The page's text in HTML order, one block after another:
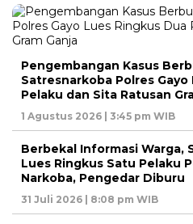
Pengembangan Kasus
Satresnarkoba Polres Gayo
Pelaku dan Sita Ratusan
1 Agustus 2026 | 3:45 pm WIB
Berbekal Informasi Warga,
Lues Ringkus Satu Pelaku
Narkoba, Pengedar Diburu
31 Juli 2026 | 8:08 pm WIB